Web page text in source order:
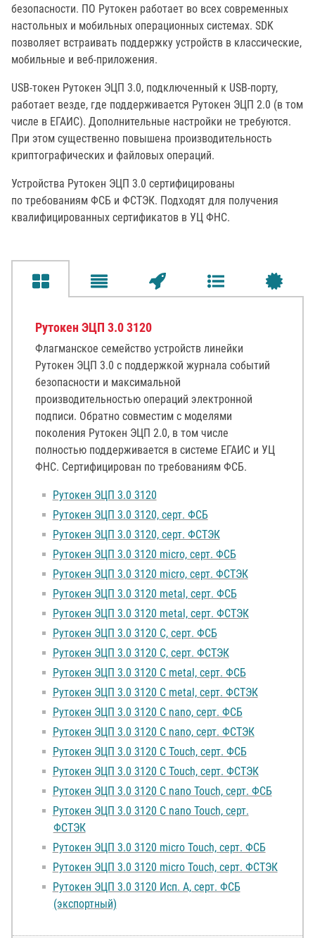
безопасности. ПО Рутокен работает во всех современных
настольных и мобильных операционных системах. SDK
позволяет встраивать поддержку устройств в классические,
мобильные и веб-приложения.
USB-токен Рутокен ЭЦП 3.0, подключенный к USB-порту,
работает везде, где поддерживается Рутокен ЭЦП 2.0 (в том
числе в ЕГАИС). Дополнительные настройки не требуются.
При этом существенно повышена производительность
криптографических и файловых операций.
Устройства Рутокен ЭЦП 3.0 сертифицированы
по требованиям ФСБ и ФСТЭК. Подходят для получения
квалифицированных сертификатов в УЦ ФНС.
Рутокен ЭЦП 3.0 3120
Флагманское семейство устройств линейки
Рутокен ЭЦП 3.0 с поддержкой журнала событий
безопасности и максимальной
производительностью операций электронной
подписи. Обратно совместим с моделями
поколения Рутокен ЭЦП 2.0, в том числе
полностью поддерживается в системе ЕГАИС и УЦ
ФНС. Сертифицирован по требованиям ФСБ.
Рутокен ЭЦП 3.0 3120
Рутокен ЭЦП 3.0 3120, серт. ФСБ
Рутокен ЭЦП 3.0 3120, серт. ФСТЭК
Рутокен ЭЦП 3.0 3120 micro, серт. ФСБ
Рутокен ЭЦП 3.0 3120 micro, серт. ФСТЭК
Рутокен ЭЦП 3.0 3120 metal, серт. ФСБ
Рутокен ЭЦП 3.0 3120 metal, серт. ФСТЭК
Рутокен ЭЦП 3.0 3120 C, серт. ФСБ
Рутокен ЭЦП 3.0 3120 C, серт. ФСТЭК
Рутокен ЭЦП 3.0 3120 C metal, серт. ФСБ
Рутокен ЭЦП 3.0 3120 C metal, серт. ФСТЭК
Рутокен ЭЦП 3.0 3120 C nano, серт. ФСБ
Рутокен ЭЦП 3.0 3120 C nano, серт. ФСТЭК
Рутокен ЭЦП 3.0 3120 C Touch, серт. ФСБ
Рутокен ЭЦП 3.0 3120 C Touch, серт. ФСТЭК
Рутокен ЭЦП 3.0 3120 C nano Touch, серт. ФСБ
Рутокен ЭЦП 3.0 3120 C nano Touch, серт.
ФСТЭК
Рутокен ЭЦП 3.0 3120 micro Touch, серт. ФСБ
Рутокен ЭЦП 3.0 3120 micro Touch, серт. ФСТЭК
Рутокен ЭЦП 3.0 3120 Исп. А, серт. ФСБ
(экспортный)